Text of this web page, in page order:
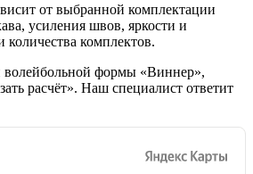
от выбранной комплектации
усиления швов, яркости и
комплектов.
волейбольной формы «Виннер»,
расчёт». Наш специалист ответит